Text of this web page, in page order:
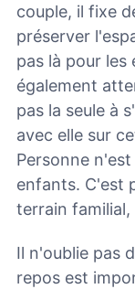
couple, il fixe
préserver
pas là pour les
également
pas la seule à
avec elle sur
Personne
enfants. C'est
terrain familial,
Il n'oublie pas
repos est